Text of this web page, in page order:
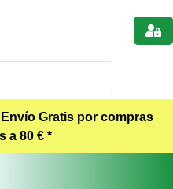
Gratis por compras
a 80 € *